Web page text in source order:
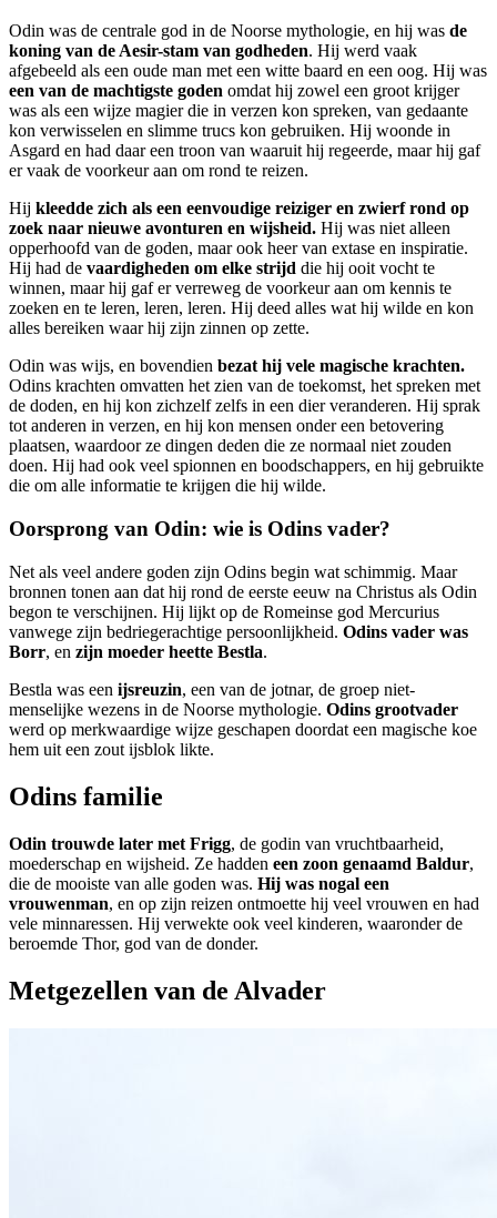
Odin was de centrale god in de Noorse mythologie, en hij was de
koning van de Aesir-stam van godheden. Hij werd vaak
afgebeeld als een oude man met een witte baard en een oog. Hij was
een van de machtigste goden omdat hij zowel een groot krijger
was als een wijze magier die in verzen kon spreken, van gedaante
kon verwisselen en slimme trucs kon gebruiken. Hij woonde in
Asgard en had daar een troon van waaruit hij regeerde, maar hij gaf
er vaak de voorkeur aan om rond te reizen.
Hij kleedde zich als een eenvoudige reiziger en zwierf rond op
zoek naar nieuwe avonturen en wijsheid. Hij was niet alleen
opperhoofd van de goden, maar ook heer van extase en inspiratie.
Hij had de vaardigheden om elke strijd die hij ooit vocht te
winnen, maar hij gaf er verreweg de voorkeur aan om kennis te
zoeken en te leren, leren, leren. Hij deed alles wat hij wilde en kon
alles bereiken waar hij zijn zinnen op zette.
Odin was wijs, en bovendien bezat hij vele magische krachten.
Odins krachten omvatten het zien van de toekomst, het spreken met
de doden, en hij kon zichzelf zelfs in een dier veranderen. Hij sprak
tot anderen in verzen, en hij kon mensen onder een betovering
plaatsen, waardoor ze dingen deden die ze normaal niet zouden
doen. Hij had ook veel spionnen en boodschappers, en hij gebruikte
die om alle informatie te krijgen die hij wilde.
Oorsprong van Odin: wie is Odins vader?
Net als veel andere goden zijn Odins begin wat schimmig. Maar
bronnen tonen aan dat hij rond de eerste eeuw na Christus als Odin
begon te verschijnen. Hij lijkt op de Romeinse god Mercurius
vanwege zijn bedriegerachtige persoonlijkheid. Odins vader was
Borr, en zijn moeder heette Bestla.
Bestla was een ijsreuzin, een van de jotnar, de groep niet-
menselijke wezens in de Noorse mythologie. Odins grootvader
werd op merkwaardige wijze geschapen doordat een magische koe
hem uit een zout ijsblok likte.
Odins familie
Odin trouwde later met Frigg, de godin van vruchtbaarheid,
moederschap en wijsheid. Ze hadden een zoon genaamd Baldur,
die de mooiste van alle goden was. Hij was nogal een
vrouwenman, en op zijn reizen ontmoette hij veel vrouwen en had
vele minnaressen. Hij verwekte ook veel kinderen, waaronder de
beroemde Thor, god van de donder.
Metgezellen van de Alvader